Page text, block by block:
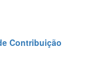
Contribuição